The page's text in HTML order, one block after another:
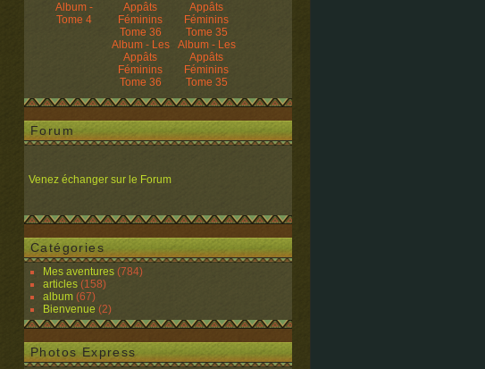
Album -
Tome 4
Album - Les
Appâts
Féminins
Tome 36
Album - Les
Appâts
Féminins
Tome 35
Forum
Venez échanger sur le Forum
Catégories
Mes aventures (784)
articles (158)
album (67)
Bienvenue (2)
Photos Express